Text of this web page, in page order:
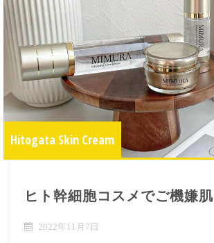
Hitogata Skin Cream
ヒト幹細胞コスメでご機嫌肌
2022年11月7日